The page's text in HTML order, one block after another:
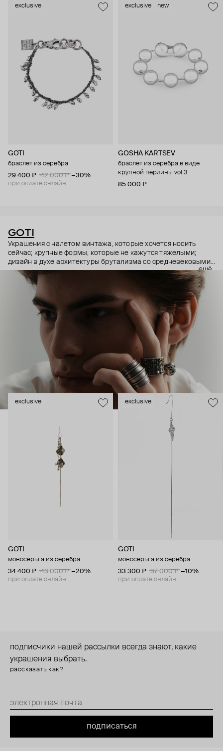
exclusive
GOTI
браслет из серебра
29 400 ₽
42 000 ₽ −30%
при оплате онлайн
exclusive new
GOSHA KARTSEV
браслет из серебра в виде
крупной перлины vol.3
85 000 ₽
GOTI
Украшения с налетом винтажа, которые хочется носить
сейчас; крупные формы, которые не кажутся тяжелыми;
дизайн в духе архитектуры брутализма со средневековыми
символами – эстетика итальянского бренда GOTI строится
на красивых парадоксах. Парадоксах, которые не
замечаешь, потому что элементы каждого украшения
складываются максимально гармонично.
ещё
exclusive
GOTI
моносерьга из серебра
34 400 ₽
43 000 ₽ −20%
при оплате онлайн
exclusive
GOTI
моносерьга из серебра
33 300 ₽
37 000 ₽ −10%
при оплате онлайн
подписчики нашей рассылки всегда знают, какие
украшения выбрать.
рассказать как?
подписаться